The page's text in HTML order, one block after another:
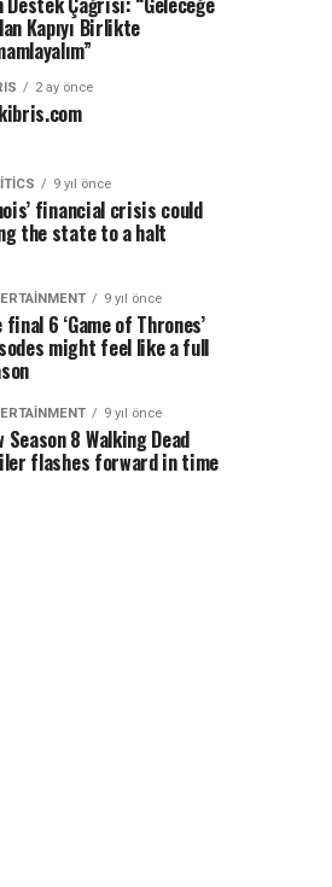
Kapıyı Birlikte
2 ay önce
9 yıl önce
financial crisis could
the state to a halt
9 yıl önce
final 6 ‘Game of Thrones’
might feel like a full
9 yıl önce
Season 8 Walking Dead
flashes forward in time